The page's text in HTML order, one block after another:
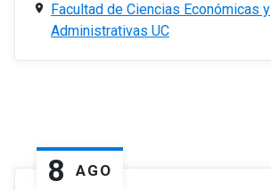
Facultad de Ciencias Económicas y
Administrativas UC
8 AGO